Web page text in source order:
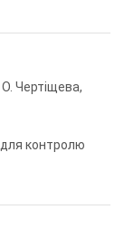
Чертіщева,
контролю